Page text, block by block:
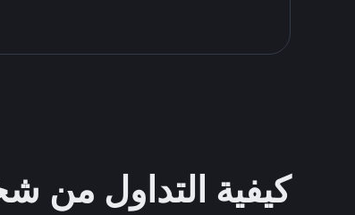
كيفية التداول